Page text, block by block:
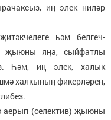
иң элек ниләр
һәм белгеч-
җыюны яңа, сыйфатлы
Һәм, иң элек, халык
халкының фикерләрен,
аерып (селектив) җыюны